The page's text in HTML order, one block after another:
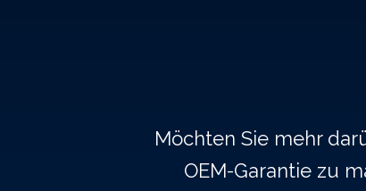
Möchten Sie mehr
OEM-Garantie zu